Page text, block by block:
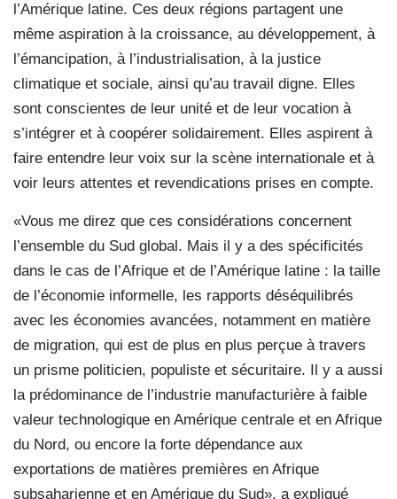
l’Amérique latine. Ces deux régions partagent une
même aspiration à la croissance, au développement, à
l’émancipation, à l’industrialisation, à la justice
climatique et sociale, ainsi qu’au travail digne. Elles
sont conscientes de leur unité et de leur vocation à
s’intégrer et à coopérer solidairement. Elles aspirent à
faire entendre leur voix sur la scène internationale et à
voir leurs attentes et revendications prises en compte.
«Vous me direz que ces considérations concernent
l’ensemble du Sud global. Mais il y a des spécificités
dans le cas de l’Afrique et de l’Amérique latine : la taille
de l’économie informelle, les rapports déséquilibrés
avec les économies avancées, notamment en matière
de migration, qui est de plus en plus perçue à travers
un prisme politicien, populiste et sécuritaire. Il y a aussi
la prédominance de l’industrie manufacturière à faible
valeur technologique en Amérique centrale et en Afrique
du Nord, ou encore la forte dépendance aux
exportations de matières premières en Afrique
subsaharienne et en Amérique du Sud», a expliqué